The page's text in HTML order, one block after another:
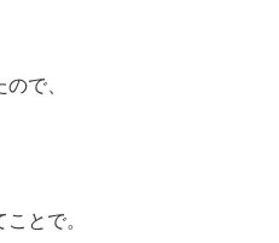
で、
とで。